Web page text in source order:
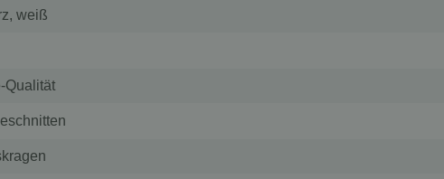
weiß
Qualität